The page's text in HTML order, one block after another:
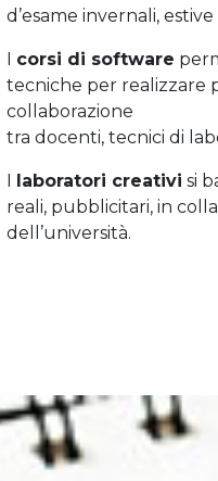
d’esame invernali,
I corsi di software
tecniche per realizzare
collaborazione
tra docenti, tecnici di
I laboratori creativi si
reali, pubblicitari, in
dell’università.